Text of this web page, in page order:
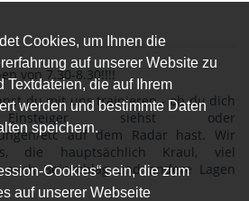
Cookies, um Ihnen die
auf unserer Website zu
Textdateien, die auf Ihrem
werden und bestimmte Daten
speichern.
Cookies“ sein, die zum
auf unserer Webseite
von 7.30-8.30!!!!
du mit uns trainieren - ob du dich
siehst oder
etc auf dem Radar hast. Wir
die hauptsächlich Kraul, viel
auch Beinschlag und andere Lagen